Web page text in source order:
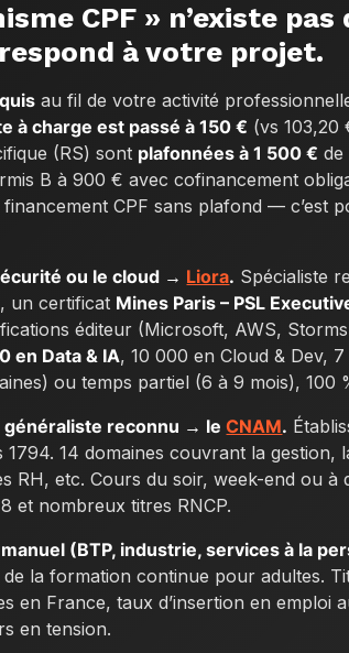
CPF » n’existe
à votre projet.
au fil de votre activité
à charge est passé à 150 € (vs 103,20
(RS) sont plafonnées à 1 500 € de
B à 900 € avec cofinancement
CPF sans plafond — c’est
ou le cloud → Liora. Spécialiste
un certificat Mines Paris – PSL
éditeur (Microsoft, AWS,
en Data & IA, 10 000 en Cloud & Dev,
ou temps partiel (6 à 9 mois), 100
généraliste reconnu → leCNAM.
1794. 14 domaines couvrant la gestion,
RH, etc. Cours du soir, week-end ou à
et nombreux titres RNCP.
(BTP, industrie, services à la
la formation continue pour adultes.
en France, taux d’insertion en emploi
en tension.